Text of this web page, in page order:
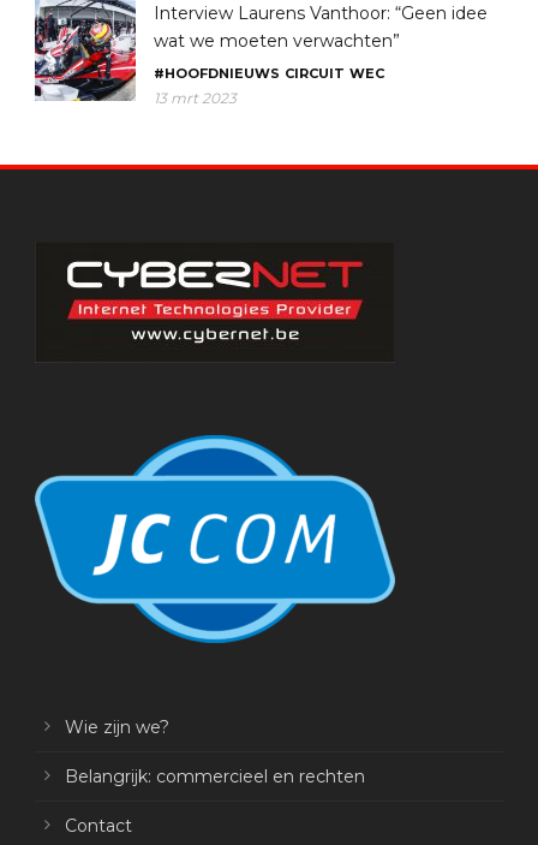
Interview Laurens Vanthoor: “Geen idee
wat we moeten verwachten”
#HOOFDNIEUWS CIRCUIT WEC
13 mrt 2023
Wie zijn we?
Belangrijk: commercieel en rechten
Contact